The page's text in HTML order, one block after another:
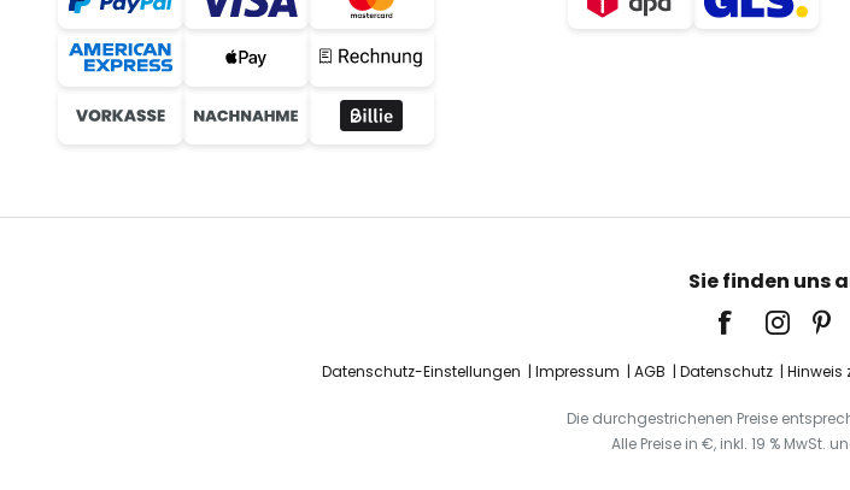
Sie finden uns
Datenschutz-Einstellungen Impressum AGB Datenschutz Hinweis
Die durchgestrichenen Preise
Alle Preise in €, inkl. 19 % MwSt.